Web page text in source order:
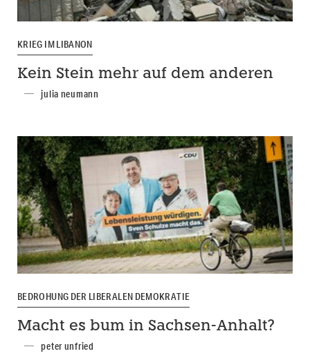
KRIEG IM LIBANON
Kein Stein mehr auf dem anderen
julia neumann
BEDROHUNG DER LIBERALEN DEMOKRATIE
Macht es bum in Sachsen-Anhalt?
peter unfried